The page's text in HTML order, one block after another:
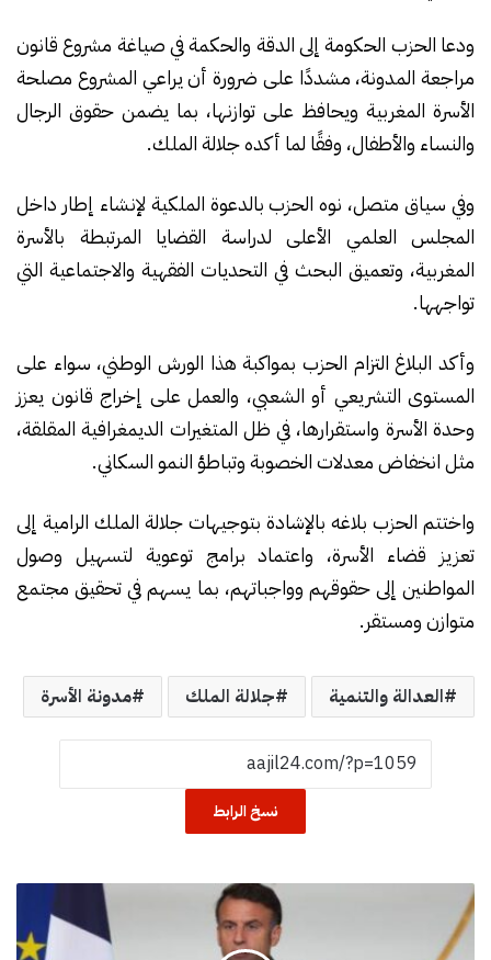
ودعا الحزب الحكومة إلى الدقة والحكمة في صياغة مشروع قانون
مراجعة المدونة، مشددًا على ضرورة أن يراعي المشروع مصلحة
الأسرة المغربية ويحافظ على توازنها، بما يضمن حقوق الرجال
والنساء والأطفال، وفقًا لما أكده جلالة الملك.
وفي سياق متصل، نوه الحزب بالدعوة الملكية لإنشاء إطار داخل
المجلس العلمي الأعلى لدراسة القضايا المرتبطة بالأسرة
المغربية، وتعميق البحث في التحديات الفقهية والاجتماعية التي
تواجهها.
وأكد البلاغ التزام الحزب بمواكبة هذا الورش الوطني، سواء على
المستوى التشريعي أو الشعبي، والعمل على إخراج قانون يعزز
وحدة الأسرة واستقرارها، في ظل المتغيرات الديمغرافية المقلقة،
مثل انخفاض معدلات الخصوبة وتباطؤ النمو السكاني.
واختتم الحزب بلاغه بالإشادة بتوجيهات جلالة الملك الرامية إلى
تعزيز قضاء الأسرة، واعتماد برامج توعوية لتسهيل وصول
المواطنين إلى حقوقهم وواجباتهم، بما يسهم في تحقيق مجتمع
متوازن ومستقر.
العدالة والتنمية جلالة الملك مدونة الأسرة
نسخ الرابط
ا
ل